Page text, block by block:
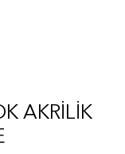
AKRILIK